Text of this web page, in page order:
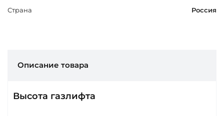
Страна
Россия
Описание товара
Высота газлифта